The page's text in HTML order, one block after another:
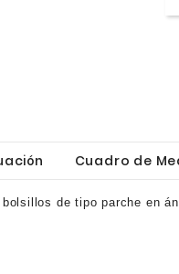
Cuadro de
de tipo parche en